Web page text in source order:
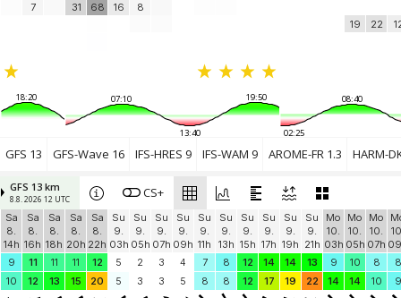
7
31
68
16
8
19 22
18:20 07:10 19:50
13:40
08:40
02:25
GFS 13 GFS-Wave 16 IFS-HRES 9 IFS-WAM 9 AROME-FR 1.3 HARM-
GFS 13 km
8.8. 2026 12 UTC CS+
Sa
8.
14h
Sa
8.
16h
Sa
8.
18h
Sa
8.
20h
Sa
8.
22h
Su
9.
03h
Su
9.
05h
Su
9.
07h
Su
9.
09h
Su
9.
11h
Su
9.
13h
Su
9.
15h
Su
9.
17h
Su
9.
19h
Su
9.
21h
Mo
10.
03h
Mo
10.
05h
Mo
10.
07h
9
11 11 11 12 5 2 3 4 7 8 12 14 14 13 9 10 8
8
10
12 13 15 20 5 3 3 5 8 8 12 17 19 22 14 14 10 9